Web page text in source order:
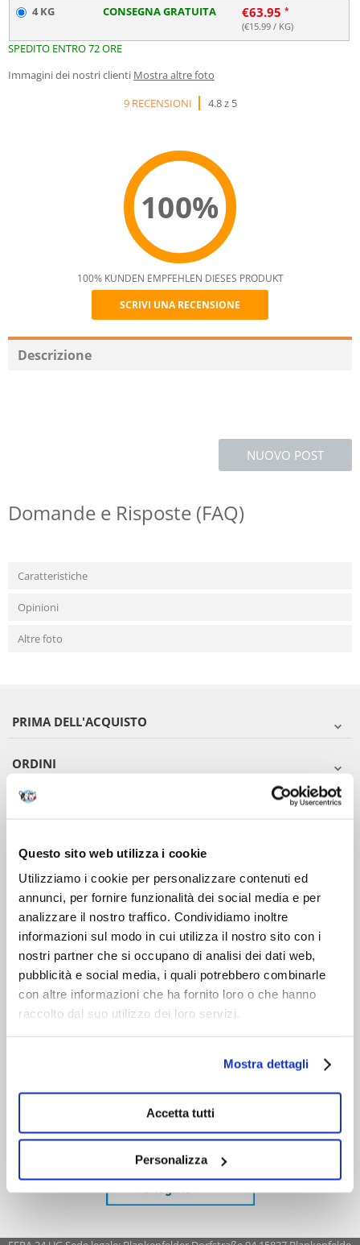
Questo sito web utilizza i cookie
Utilizziamo i cookie per personalizzare contenuti ed
annunci, per fornire funzionalità dei social media e per
analizzare il nostro traffico. Condividiamo inoltre
informazioni sul modo in cui utilizza il nostro sito con i
nostri partner che si occupano di analisi dei dati web,
pubblicità e social media, i quali potrebbero combinarle
con altre informazioni che ha fornito loro o che hanno
raccolto dal suo utilizzo dei loro servizi.
Mostra dettagli
Accetta tutti
Personalizza
4 KG CONSEGNA GRATUITA €63.95
(€15.99 / KG)
SPEDITO ENTRO 72 ORE
Immagini dei nostri clienti Mostra altre foto
9 RECENSIONI
4.8 z 5
100%
Recommend
100% KUNDEN EMPFEHLEN DIESES PRODUKT
SCRIVI UNA RECENSIONE
Descrizione
NUOVO POST
Domande e Risposte (FAQ)
Caratteristiche
Opinioni
Altre foto
PRIMA DELL'ACQUISTO
ORDINI
DOPO L'ACQUISTO
VIENI A CONOSCERCI